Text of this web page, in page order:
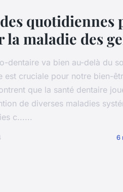
quotidiennes
maladie des
dentaire va bien au-delà du
est cruciale pour notre bien-
que la santé dentaire
de diverses maladies
c......
6